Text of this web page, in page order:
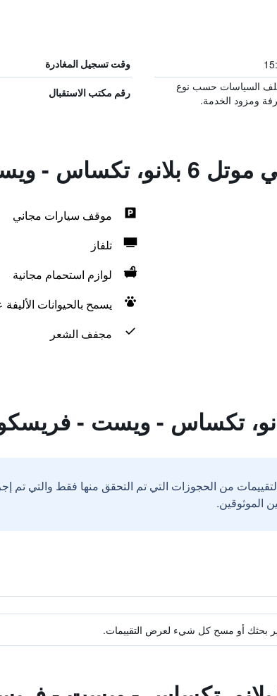
وقت تسجيل المغادرة
السياسات حسب نوع
ومزود الخدمة.
رقم مكتب الاستقبال
- فريسكو
موقف سيارات مجاني
تلفاز
لوازم استحمام مجانية
يسمح بالحيوانات
مجفف الشعر
من الحجوزات التي تم التحقق منها فقط والتي تم
بحثك أو مسح كل شيء لعرض التقييمات.